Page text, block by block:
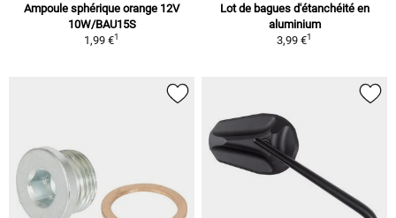
Ampoule sphérique orange 12V
10W/BAU15S
1,99 €1
Lot de bagues d'étanchéité en
aluminium
3,99 €1